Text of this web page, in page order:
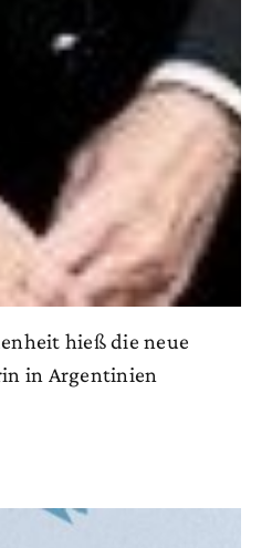
hieß die neue
in Argentinien